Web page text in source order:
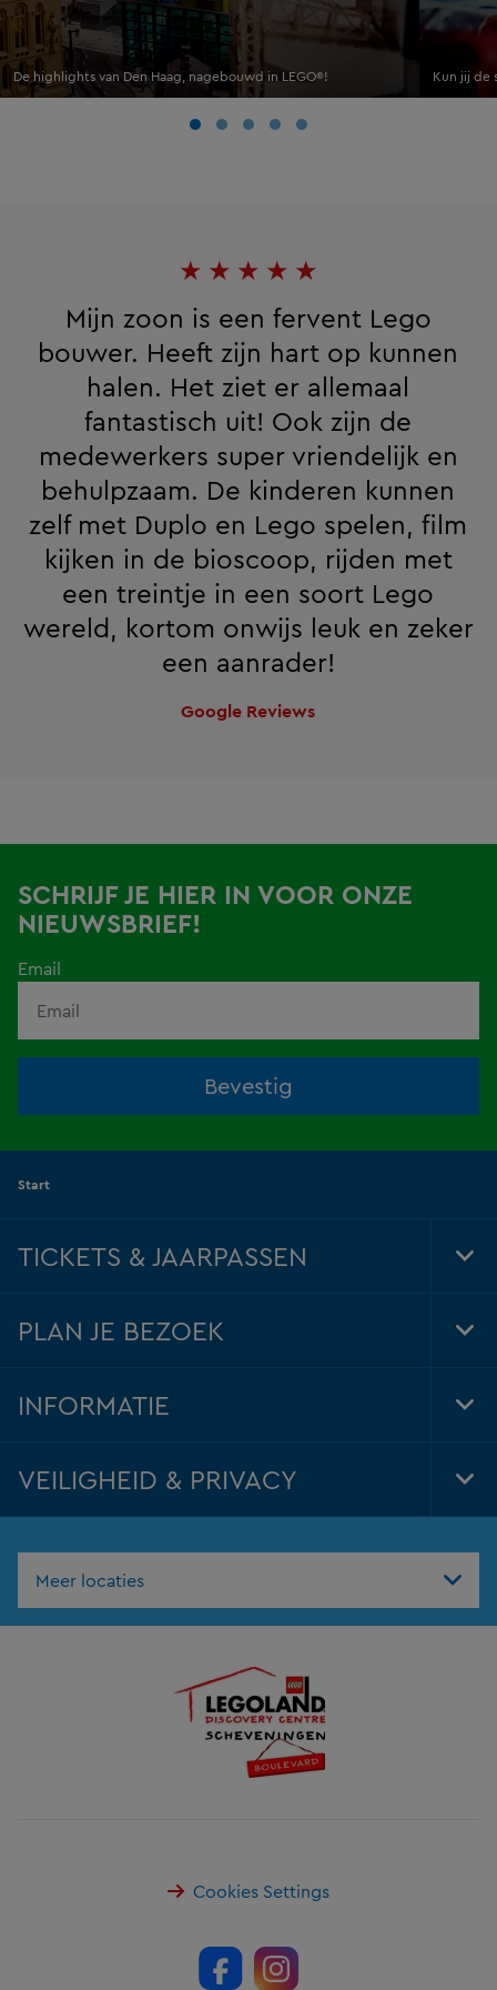
De highlights van Den Haag, nagebouwd in LEGO®! Kun jij de
★ ★ ★ ★ ★
Mijn zoon is een fervent Lego
bouwer. Heeft zijn hart op kunnen
halen. Het ziet er allemaal
fantastisch uit! Ook zijn de
medewerkers super vriendelijk en
behulpzaam. De kinderen kunnen
zelf met Duplo en Lego spelen, film
kijken in de bioscoop, rijden met
een treintje in een soort Lego
wereld, kortom onwijs leuk en zeker
een aanrader!
Google Reviews
SCHRIJF JE HIER IN VOOR ONZE
NIEUWSBRIEF!
Email
Bevestig
Meer locaties
Start
TICKETS & JAARPASSEN
PLAN JE BEZOEK
INFORMATIE
VEILIGHEID & PRIVACY
Cookies Settings